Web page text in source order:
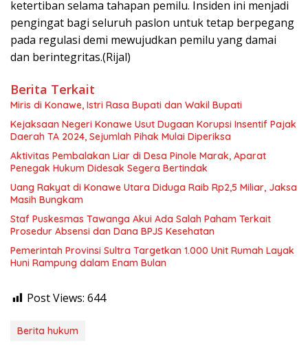
ketertiban selama tahapan pemilu. Insiden ini menjadi
pengingat bagi seluruh paslon untuk tetap berpegang
pada regulasi demi mewujudkan pemilu yang damai
dan berintegritas.(Rijal)
Berita Terkait
Miris di Konawe, Istri Rasa Bupati dan Wakil Bupati
Kejaksaan Negeri Konawe Usut Dugaan Korupsi Insentif Pajak
Daerah TA 2024, Sejumlah Pihak Mulai Diperiksa
Aktivitas Pembalakan Liar di Desa Pinole Marak, Aparat
Penegak Hukum Didesak Segera Bertindak
Uang Rakyat di Konawe Utara Diduga Raib Rp2,5 Miliar, Jaksa
Masih Bungkam
Staf Puskesmas Tawanga Akui Ada Salah Paham Terkait
Prosedur Absensi dan Dana BPJS Kesehatan
Pemerintah Provinsi Sultra Targetkan 1.000 Unit Rumah Layak
Huni Rampung dalam Enam Bulan
Post Views: 644
Berita hukum